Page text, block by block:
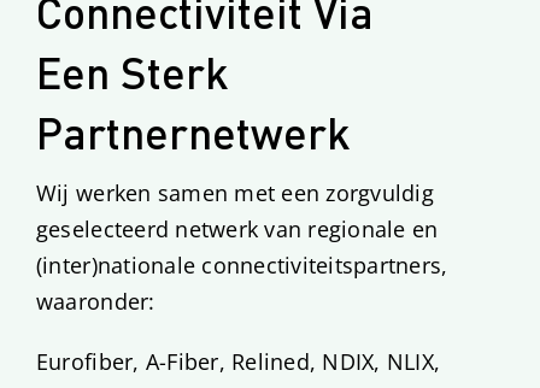
Connectiviteit Via
Een Sterk
Partnernetwerk
Wij werken samen met een zorgvuldig
geselecteerd netwerk van regionale en
(inter)nationale connectiviteitspartners,
waaronder:
Eurofiber, A-Fiber, Relined, NDIX, NLIX,